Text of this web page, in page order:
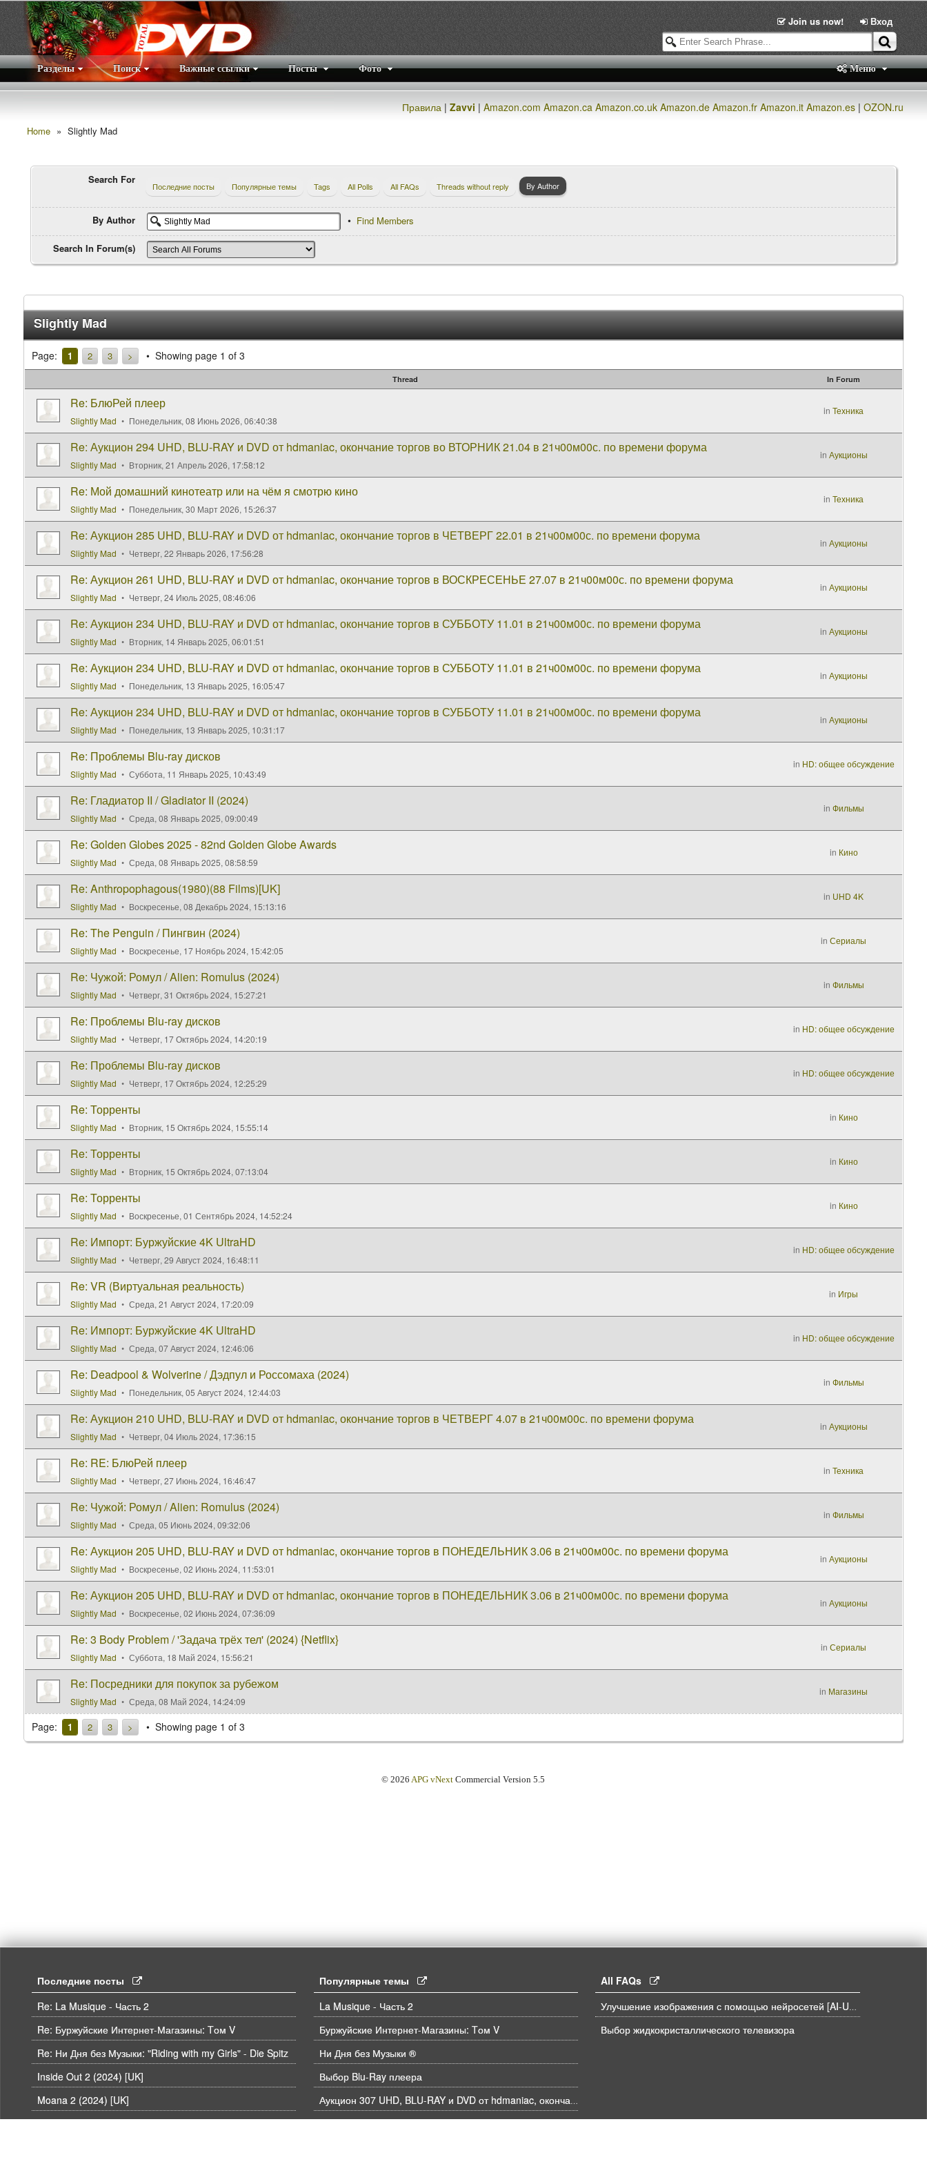
Join us now! Вход
Разделы Поиск Важные ссылки Посты Фото Меню
Правила |Zavvi |Amazon.com Amazon.ca Amazon.co.uk Amazon.de Amazon.fr Amazon.it Amazon.es |OZON.ru
Home » Slightly Mad
Search For
Последние посты Популярные темы Tags All Polls All FAQs Threads without reply By Author
By Author Find Members
Search In Forum(s)
Slightly Mad
Page: 1 2 3 > Showing page 1 of 3
Thread In Forum
Re: БлюРей плеер
Slightly Mad Понедельник, 08 Июнь 2026, 06:40:38
inТехника
Re: Аукцион 294 UHD, BLU-RAY и DVD от hdmaniac, окончание торгов во ВТОРНИК 21.04 в 21ч00м00с. по времени форума
Slightly Mad Вторник, 21 Апрель 2026, 17:58:12
in Аукционы
Re: Мой домашний кинотеатр или на чём я смотрю кино
Slightly Mad Понедельник, 30 Март 2026, 15:26:37
inТехника
Re: Аукцион 285 UHD, BLU-RAY и DVD от hdmaniac, окончание торгов в ЧЕТВЕРГ 22.01 в 21ч00м00с. по времени форума
Slightly Mad Четверг, 22 Январь 2026, 17:56:28
in Аукционы
Re: Аукцион 261 UHD, BLU-RAY и DVD от hdmaniac, окончание торгов в ВОСКРЕСЕНЬЕ 27.07 в 21ч00м00с. по времени форума
Slightly Mad Четверг, 24 Июль 2025, 08:46:06
in Аукционы
Re: Аукцион 234 UHD, BLU-RAY и DVD от hdmaniac, окончание торгов в СУББОТУ 11.01 в 21ч00м00с. по времени форума
Slightly Mad Вторник, 14 Январь 2025, 06:01:51
in Аукционы
Re: Аукцион 234 UHD, BLU-RAY и DVD от hdmaniac, окончание торгов в СУББОТУ 11.01 в 21ч00м00с. по времени форума
Slightly Mad Понедельник, 13 Январь 2025, 16:05:47
in Аукционы
Re: Аукцион 234 UHD, BLU-RAY и DVD от hdmaniac, окончание торгов в СУББОТУ 11.01 в 21ч00м00с. по времени форума
Slightly Mad Понедельник, 13 Январь 2025, 10:31:17
in Аукционы
Re: Проблемы Blu-ray дисков
Slightly Mad Суббота, 11 Январь 2025, 10:43:49
in HD: общее обсуждение
Re: Гладиатор II / Gladiator II (2024)
Slightly Mad Среда, 08 Январь 2025, 09:00:49
in Фильмы
Re: Golden Globes 2025 - 82nd Golden Globe Awards
Slightly Mad Среда, 08 Январь 2025, 08:58:59
in Кино
Re: Anthropophagous(1980)(88 Films)[UK]
Slightly Mad Воскресенье, 08 Декабрь 2024, 15:13:16
in UHD 4K
Re: The Penguin / Пингвин (2024)
Slightly Mad Воскресенье, 17 Ноябрь 2024, 15:42:05
inСериалы
Re: Чужой: Ромул / Alien: Romulus (2024)
Slightly Mad Четверг, 31 Октябрь 2024, 15:27:21
in Фильмы
Re: Проблемы Blu-ray дисков
Slightly Mad Четверг, 17 Октябрь 2024, 14:20:19
in HD: общее обсуждение
Re: Проблемы Blu-ray дисков
Slightly Mad Четверг, 17 Октябрь 2024, 12:25:29
in HD: общее обсуждение
Re: Торренты
Slightly Mad Вторник, 15 Октябрь 2024, 15:55:14
in Кино
Re: Торренты
Slightly Mad Вторник, 15 Октябрь 2024, 07:13:04
in Кино
Re: Торренты
Slightly Mad Воскресенье, 01 Сентябрь 2024, 14:52:24
in Кино
Re: Импорт: Буржуйские 4K UltraHD
Slightly Mad Четверг, 29 Август 2024, 16:48:11
in HD: общее обсуждение
Re: VR (Виртуальная реальность)
Slightly Mad Среда, 21 Август 2024, 17:20:09
in Игры
Re: Импорт: Буржуйские 4K UltraHD
Slightly Mad Среда, 07 Август 2024, 12:46:06
in HD: общее обсуждение
Re: Deadpool & Wolverine / Дэдпул и Россомаха (2024)
Slightly Mad Понедельник, 05 Август 2024, 12:44:03
in Фильмы
Re: Аукцион 210 UHD, BLU-RAY и DVD от hdmaniac, окончание торгов в ЧЕТВЕРГ 4.07 в 21ч00м00с. по времени форума
Slightly Mad Четверг, 04 Июль 2024, 17:36:15
in Аукционы
Re: RE: БлюРей плеер
Slightly Mad Четверг, 27 Июнь 2024, 16:46:47
inТехника
Re: Чужой: Ромул / Alien: Romulus (2024)
Slightly Mad Среда, 05 Июнь 2024, 09:32:06
in Фильмы
Re: Аукцион 205 UHD, BLU-RAY и DVD от hdmaniac, окончание торгов в ПОНЕДЕЛЬНИК 3.06 в 21ч00м00с. по времени форума
Slightly Mad Воскресенье, 02 Июнь 2024, 11:53:01
in Аукционы
Re: Аукцион 205 UHD, BLU-RAY и DVD от hdmaniac, окончание торгов в ПОНЕДЕЛЬНИК 3.06 в 21ч00м00с. по времени форума
Slightly Mad Воскресенье, 02 Июнь 2024, 07:36:09
in Аукционы
Re: 3 Body Problem / 'Задача трёх тел' (2024) {Netflix}
Slightly Mad Суббота, 18 Май 2024, 15:56:21
inСериалы
Re: Посредники для покупок за рубежом
Slightly Mad Среда, 08 Май 2024, 14:24:09
in Магазины
Page: 1 2 3 > Showing page 1 of 3
© 2026APG vNext Commercial Version 5.5
Последние посты
Re: La Musique - Часть 2
Re: Буржуйские Интернет-Магазины: Tом V
Re: Ни Дня без Музыки: "Riding with my Girls" - Die Spitz
Inside Out 2 (2024) [UK]
Moana 2 (2024) [UK]
Re: RE: БлюРей плеер
Популярные темы
La Musique - Часть 2
Буржуйские Интернет-Магазины: Tом V
Ни Дня без Музыки ®
Выбор Blu-Ray плеера
Объединение заказов
All FAQs
Выбор жидкокристаллического телевизора